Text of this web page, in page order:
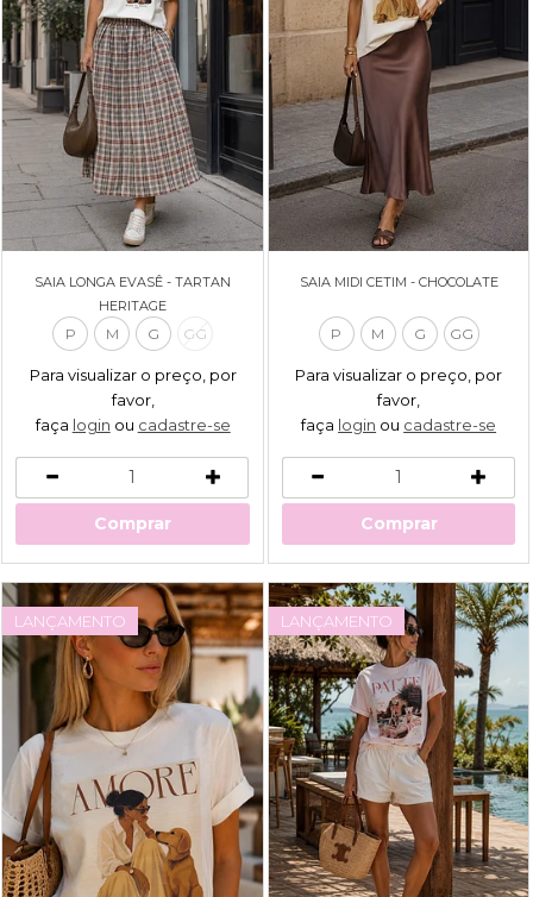
SAIA LONGA EVASÊ - TARTAN
HERITAGE
P M G GG
Para visualizar o preço, por
favor,
faça login ou cadastre-se
Comprar
SAIA MIDI CETIM - CHOCOLATE
P M G GG
Para visualizar o preço, por
favor,
faça login ou cadastre-se
Comprar
LANÇAMENTO LANÇAMENTO